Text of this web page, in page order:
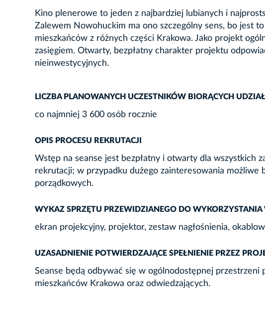
Kino plenerowe to jeden z najbardziej lubianych i
Zalewem Nowohuckim ma ono szczególny sens, bo jest
mieszkańców z różnych części Krakowa. Jako projekt
zasięgiem. Otwarty, bezpłatny charakter projektu
nieinwestycyjnych.
LICZBA PLANOWANYCH UCZESTNIKÓW BIORĄCYCH
co najmniej 3 600 osób rocznie
OPIS PROCESU REKRUTACJI
Wstęp na seanse jest bezpłatny i otwarty dla wszystkich
rekrutacji; w przypadku dużego zainteresowania
porządkowych.
WYKAZ SPRZĘTU PRZEWIDZIANEGO DO WYKORZYSTANIA
ekran projekcyjny, projektor, zestaw nagłośnienia,
UZASADNIENIE POTWIERDZAJĄCE SPEŁNIENIE PRZEZ
Seanse będą odbywać się w ogólnodostępnej przestrzeni
mieszkańców Krakowa oraz odwiedzających.